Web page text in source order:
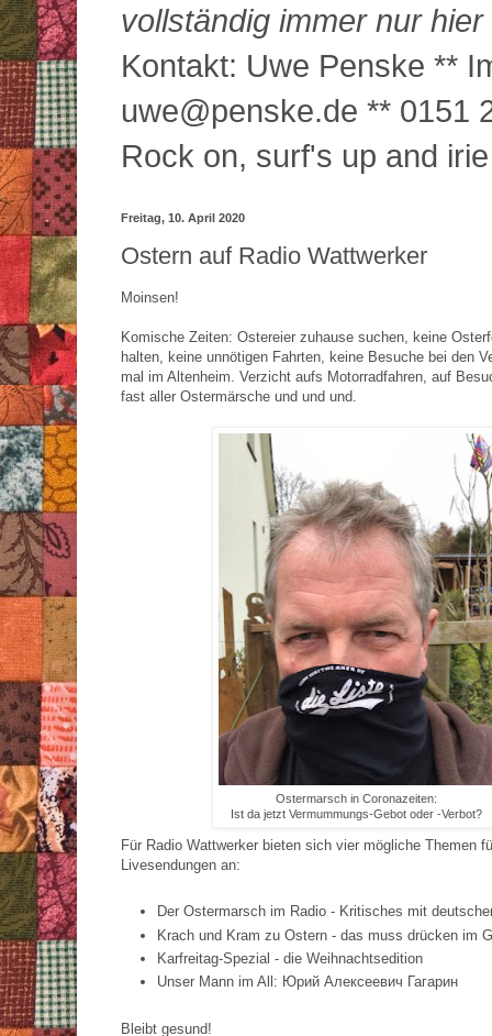
vollständig immer nur
Kontakt: Uwe Penske **
uwe@penske.de ** 0151
Rock on, surf's up and
Freitag, 10. April 2020
Ostern auf Radio Wattwerker
Moinsen!
Komische Zeiten: Ostereier zuhause suchen, keine
halten, keine unnötigen Fahrten, keine Besuche bei den
mal im Altenheim. Verzicht aufs Motorradfahren, auf
fast aller Ostermärsche und und und.
Ostermarsch in Coronazeiten:
Ist da jetzt Vermummungs-Gebot oder -Verbot?
Für Radio Wattwerker bieten sich vier mögliche Themen
Livesendungen an:
Der Ostermarsch im Radio - Kritisches mit
Krach und Kram zu Ostern - das muss drücken im
Karfreitag-Spezial - die Weihnachtsedition
Unser Mann im All: Юрий Алексеевич Гагарин
Bleibt gesund!